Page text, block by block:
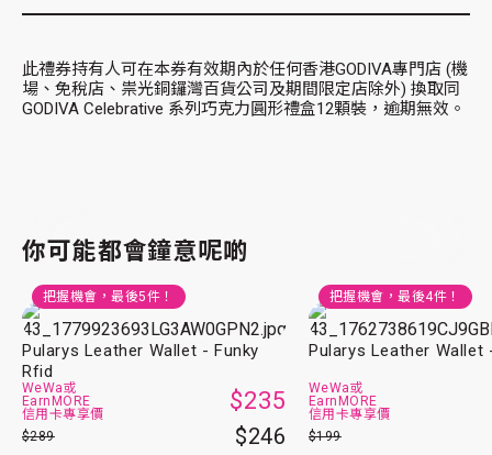
此禮券持有人可在本券有效期內於任何香港GODIVA專門店 (機
場、免稅店、祟光銅鑼灣百貨公司及期間限定店除外) 換取同
GODIVA Celebrative 系列巧克力圓形禮盒12顆裝，逾期無效。
你可能都會鐘意呢啲
把握機會，最後5件！
Pularys Leather Wallet - Funky
Rfid
WeWa或
EarnMORE
信用卡專享價
$235
$289 $246
把握機會，最後4件！
Pularys Leather Wallet
WeWa或
EarnMORE
信用卡專享價
$199